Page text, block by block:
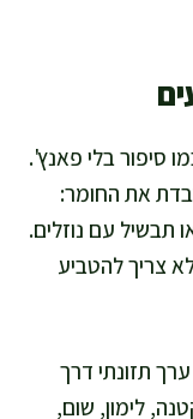
סיפור בלי פאנץ'.
את החומר:
תבשיל עם נוזלים.
צריך להטביע
תזונתי דרך
לימון, שום,